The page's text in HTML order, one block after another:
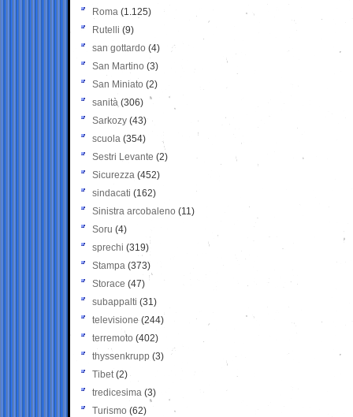
Roma (1.125)
Rutelli (9)
san gottardo (4)
San Martino (3)
San Miniato (2)
sanità (306)
Sarkozy (43)
scuola (354)
Sestri Levante (2)
Sicurezza (452)
sindacati (162)
Sinistra arcobaleno (11)
Soru (4)
sprechi (319)
Stampa (373)
Storace (47)
subappalti (31)
televisione(244)
terremoto (402)
thyssenkrupp (3)
Tibet(2)
tredicesima (3)
Turismo (62)